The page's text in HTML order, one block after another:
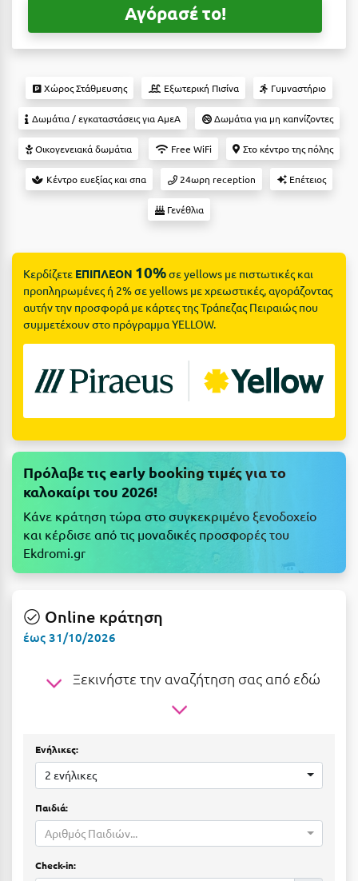
Αττική
Βansko
Βόλος
Γ
Γαλαξiδι
Γρεβενά
Γύθειο
Δ
Δελφοί
Διακοπτό
Ε
Ελάτη Αρκαδίας
Ελούντα Κρήτης
Ερμιόνη
Ευρυτανία
Ζαγοροχώρια
Ζάκυνθος
Ξενώνες
Camping
Suites
Δες όλα τα πακέτα διακοπών
Αγόρασέ το!
Χώρος Στάθμευσης Εξωτερική Πισίνα Γυμναστήριο
Δωμάτια / εγκαταστάσεις για ΑμεΑ Δωμάτια για μη καπνίζοντες
Οικογενειακά δωμάτια Free WiFi Στο κέντρο της πόλης
Κέντρο ευεξίας και σπα 24ωρη reception Επέτειος
Γενέθλια
Κερδίζετε ΕΠΙΠΛΕΟΝ 10%σε yellows με πιστωτικές και
προπληρωμένες ή 2% σε yellows με χρεωστικές, αγοράζοντας
αυτήν την προσφορά με κάρτες της Τράπεζας Πειραιώς που
συμμετέχουν στο πρόγραμμα YELLOW.
Πρόλαβε τις early booking τιμές για το
καλοκαίρι του 2026!
Κάνε κράτηση τώρα στο συγκεκριμένο ξενοδοχείο
και κέρδισε από τις μοναδικές προσφορές του
Ekdromi.gr
Online κράτηση
έως 31/10/2026
Ξεκινήστε την αναζήτηση σας από εδώ
Ενήλικες:
2 ενήλικες
Παιδιά:
Αριθμός Παιδιών...
Check-in: